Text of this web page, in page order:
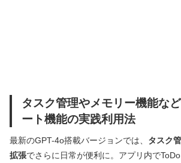
タスク管理やメモリー機能な
ート機能の実践利用法
最新のGPT-4o搭載バージョンでは、 タスク
拡張でさらに日常が便利に。アプリ内で